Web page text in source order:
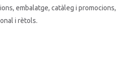
embalatge, catàleg i promocions,
i rètols.